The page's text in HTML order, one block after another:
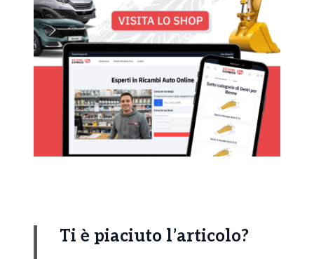
Ti è piaciuto l’articolo?